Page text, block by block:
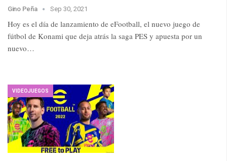
Gino Peña Sep 30, 2021
Hoy es el día de lanzamiento de eFootball, el nuevo juego de
fútbol de Konami que deja atrás la saga PES y apuesta por un
nuevo…
VIDEOJUEGOS